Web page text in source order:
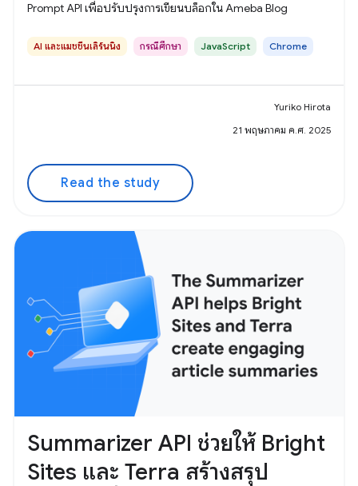
Prompt API เพื่อปรับปรุงการเขียนบล็อกใน Ameba Blog
AI และแมชชีนเลิร์นนิง กรณีศึกษา JavaScript Chrome
Yuriko Hirota
21 พฤษภาคม ค.ศ. 2025
Read the study
Summarizer API ช่วยให้ Bright
Sites และ Terra สร้างสรุป